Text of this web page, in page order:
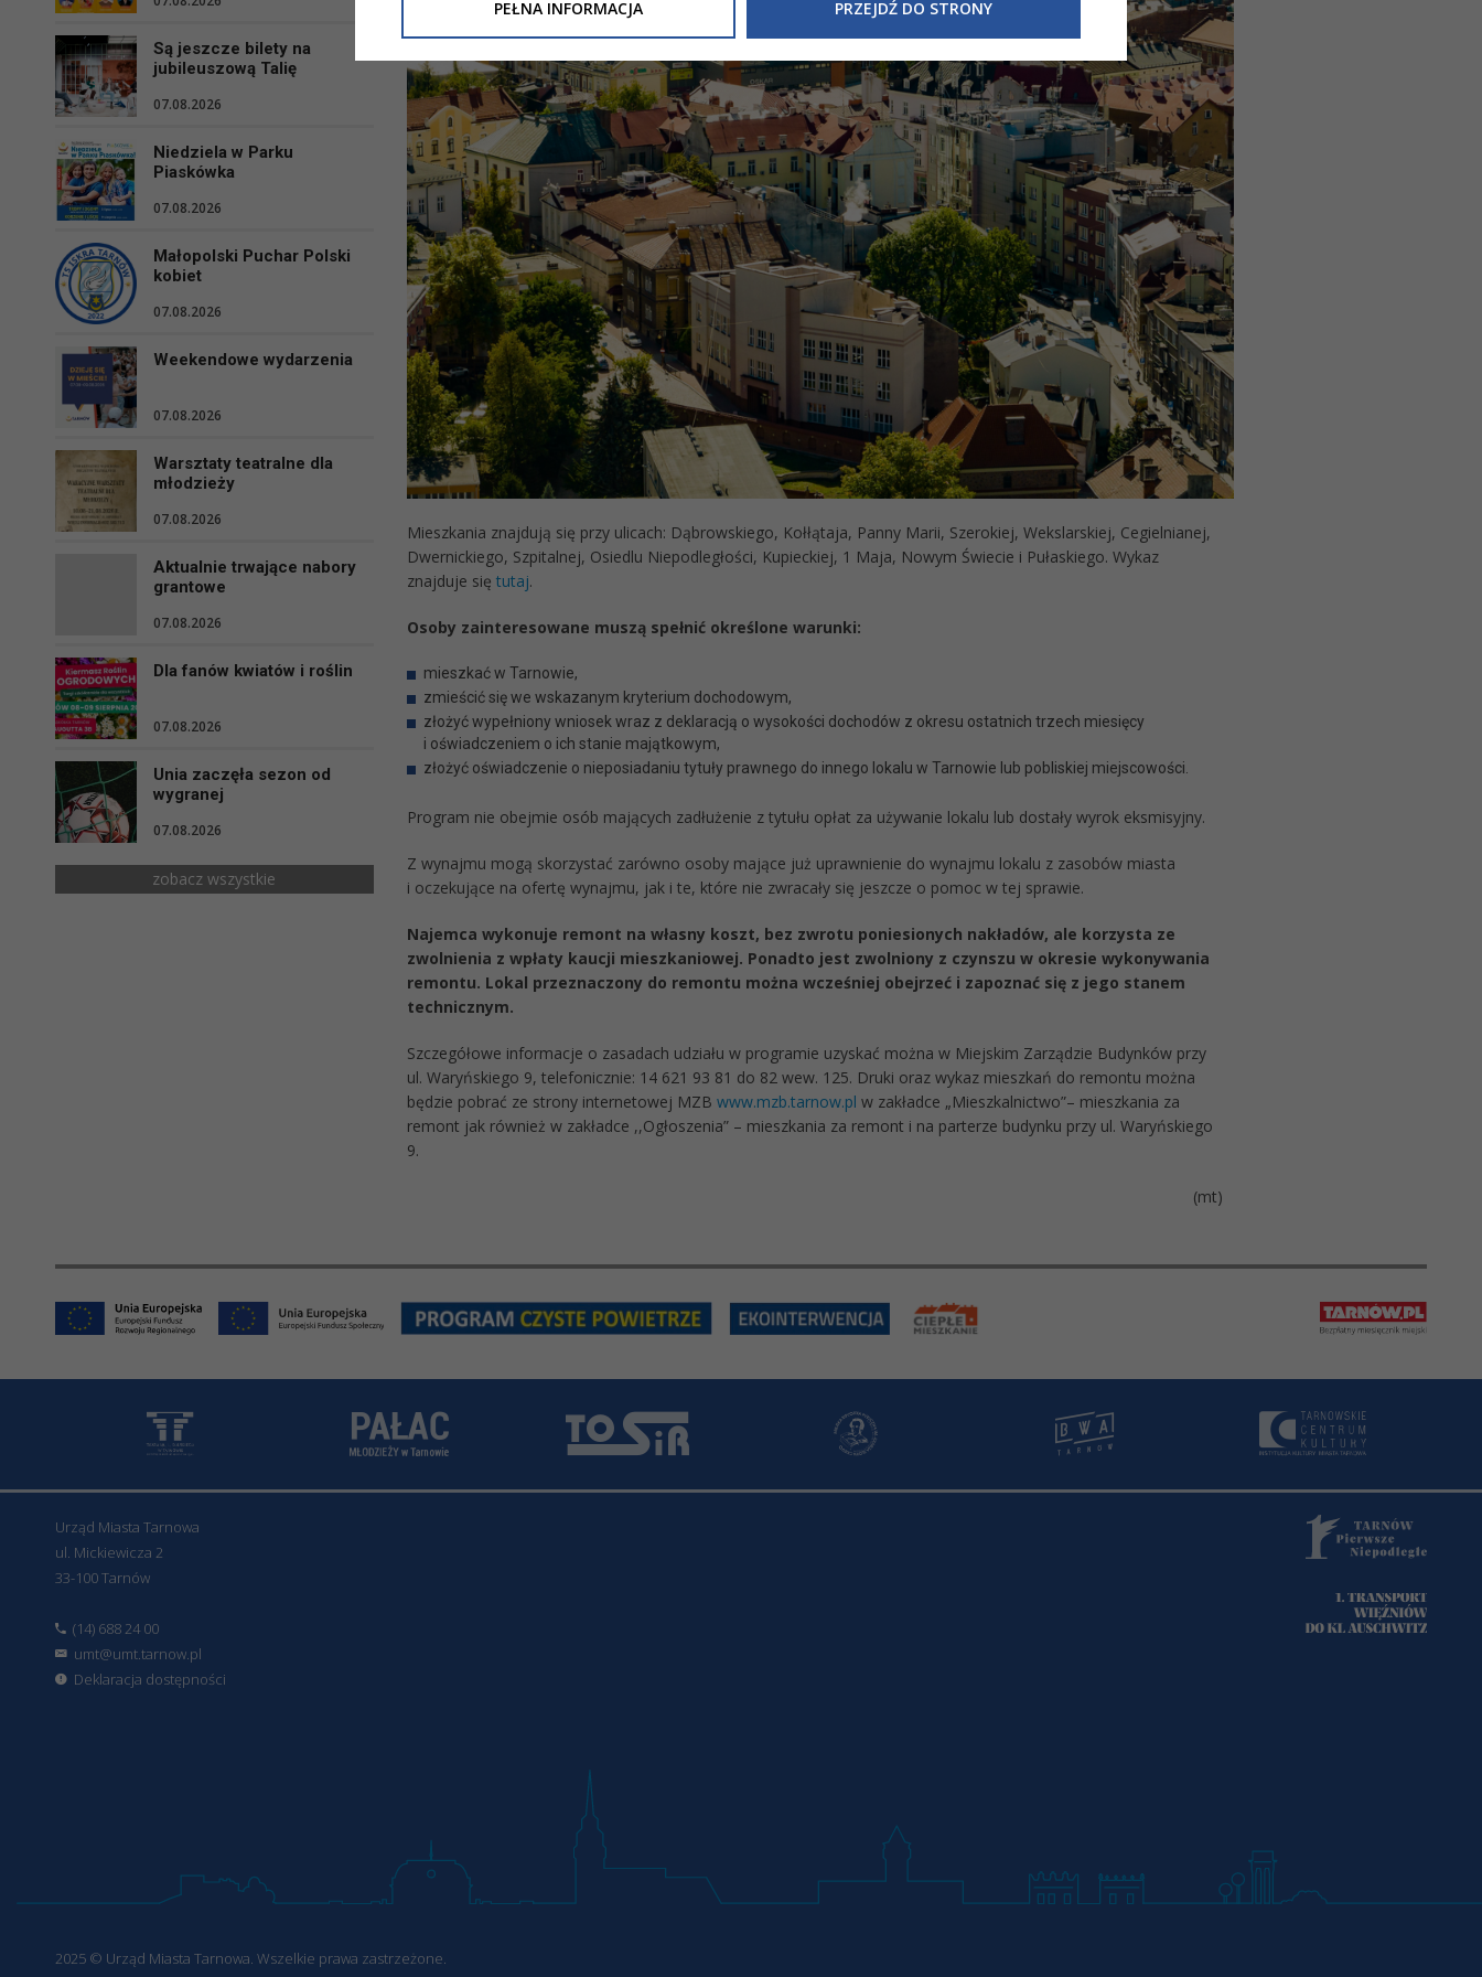
Są jeszcze bilety na
jubileuszową Talię
07.08.2026
Niedziela w Parku
Piaskówka
07.08.2026
Małopolski Puchar Polski
kobiet
07.08.2026
Weekendowe wydarzenia
07.08.2026
Warsztaty teatralne dla
młodzieży
07.08.2026
Aktualnie trwające nabory
grantowe
07.08.2026
Dla fanów kwiatów i roślin
07.08.2026
Unia zaczęła sezon od
wygranej
07.08.2026
zobacz wszystkie
Mieszkania znajdują się przy ulicach: Dąbrowskiego, Kołłątaja, Panny Marii, Szerokiej, Wekslarskiej, Cegielnianej,
Dwernickiego, Szpitalnej, Osiedlu Niepodległości, Kupieckiej, 1 Maja, Nowym Świecie i Pułaskiego. Wykaz
znajduje się tutaj.
Osoby zainteresowane muszą spełnić określone warunki:
mieszkać w Tarnowie,
zmieścić się we wskazanym kryterium dochodowym,
złożyć wypełniony wniosek wraz z deklaracją o wysokości dochodów z okresu ostatnich trzech miesięcy
i oświadczeniem o ich stanie majątkowym,
złożyć oświadczenie o nieposiadaniu tytuły prawnego do innego lokalu w Tarnowie lub pobliskiej miejscowości.
Program nie obejmie osób mających zadłużenie z tytułu opłat za używanie lokalu lub dostały wyrok eksmisyjny.
Z wynajmu mogą skorzystać zarówno osoby mające już uprawnienie do wynajmu lokalu z zasobów miasta
i oczekujące na ofertę wynajmu, jak i te, które nie zwracały się jeszcze o pomoc w tej sprawie.
Najemca wykonuje remont na własny koszt, bez zwrotu poniesionych nakładów, ale korzysta ze
zwolnienia z wpłaty kaucji mieszkaniowej. Ponadto jest zwolniony z czynszu w okresie wykonywania
remontu. Lokal przeznaczony do remontu można wcześniej obejrzeć i zapoznać się z jego stanem
technicznym.
Szczegółowe informacje o zasadach udziału w programie uzyskać można w Miejskim Zarządzie Budynków przy
ul. Waryńskiego 9, telefonicznie: 14 621 93 81 do 82 wew. 125. Druki oraz wykaz mieszkań do remontu można
będzie pobrać ze strony internetowej MZB www.mzb.tarnow.pl w zakładce „Mieszkalnictwo”– mieszkania za
remont jak również w zakładce ,,Ogłoszenia” – mieszkania za remont i na parterze budynku przy ul. Waryńskiego
9.
(mt)
Urząd Miasta Tarnowa
ul. Mickiewicza 2
33-100 Tarnów
(14) 688 24 00
umt@umt.tarnow.pl
Deklaracja dostępności
2025 © Urząd Miasta Tarnowa. Wszelkie prawa zastrzeżone.
Niniejsza informacja nie wymaga od Państwa żadnych dodatkowych działań.
PEŁNA INFORMACJA PRZEJDŹ DO STRONY